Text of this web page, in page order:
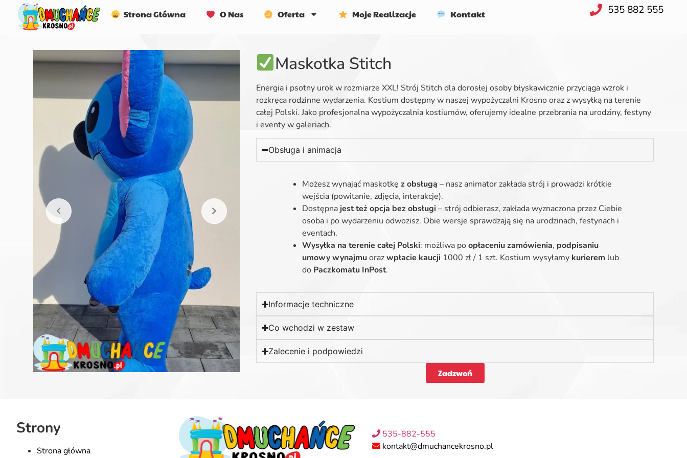
Strona Główna O Nas Oferta Moje Realizacje Kontakt 535 882 555
Maskotka Stitch
Energia i psotny urok w rozmiarze XXL! Strój Stitch dla dorosłej osoby błyskawicznie przyciąga wzrok i
rozkręca rodzinne wydarzenia. Kostium dostępny w naszej wypożyczalni Krosno oraz z wysyłką na terenie
całej Polski.Jako profesjonalna wypożyczalnia kostiumów, oferujemy idealne przebrania na urodziny, festyny
i eventy w galeriach.
Obsługa i animacja
Możesz wynająć maskotkę z obsługą – nasz animator zakłada strój i prowadzi krótkie
wejścia (powitanie, zdjęcia, interakcje).
Dostępna jest też opcja bez obsługi– strój odbierasz, zakłada wyznaczona przez Ciebie
osoba i po wydarzeniu odwozisz. Obie wersje sprawdzają się na urodzinach, festynach i
eventach.
Wysyłka na terenie całej Polski: możliwa poopłaceniu zamówienia, podpisaniu
umowy wynajmuorazwpłacie kaucji1000 zł / 1 szt. Kostium wysyłamy kurierem lub
do Paczkomatu InPost.
Informacje techniczne
Co wchodzi w zestaw
Zalecenie i podpowiedzi
Zadzwoń
Strony
Strona główna
535-882-555
kontakt@dmuchancekrosno.pl